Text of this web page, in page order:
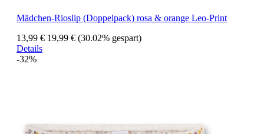
Mädchen-Rioslip (Doppelpack) rosa & orange Leo-Print
13,99 € 19,99 € (30.02% gespart)
Details
-32%